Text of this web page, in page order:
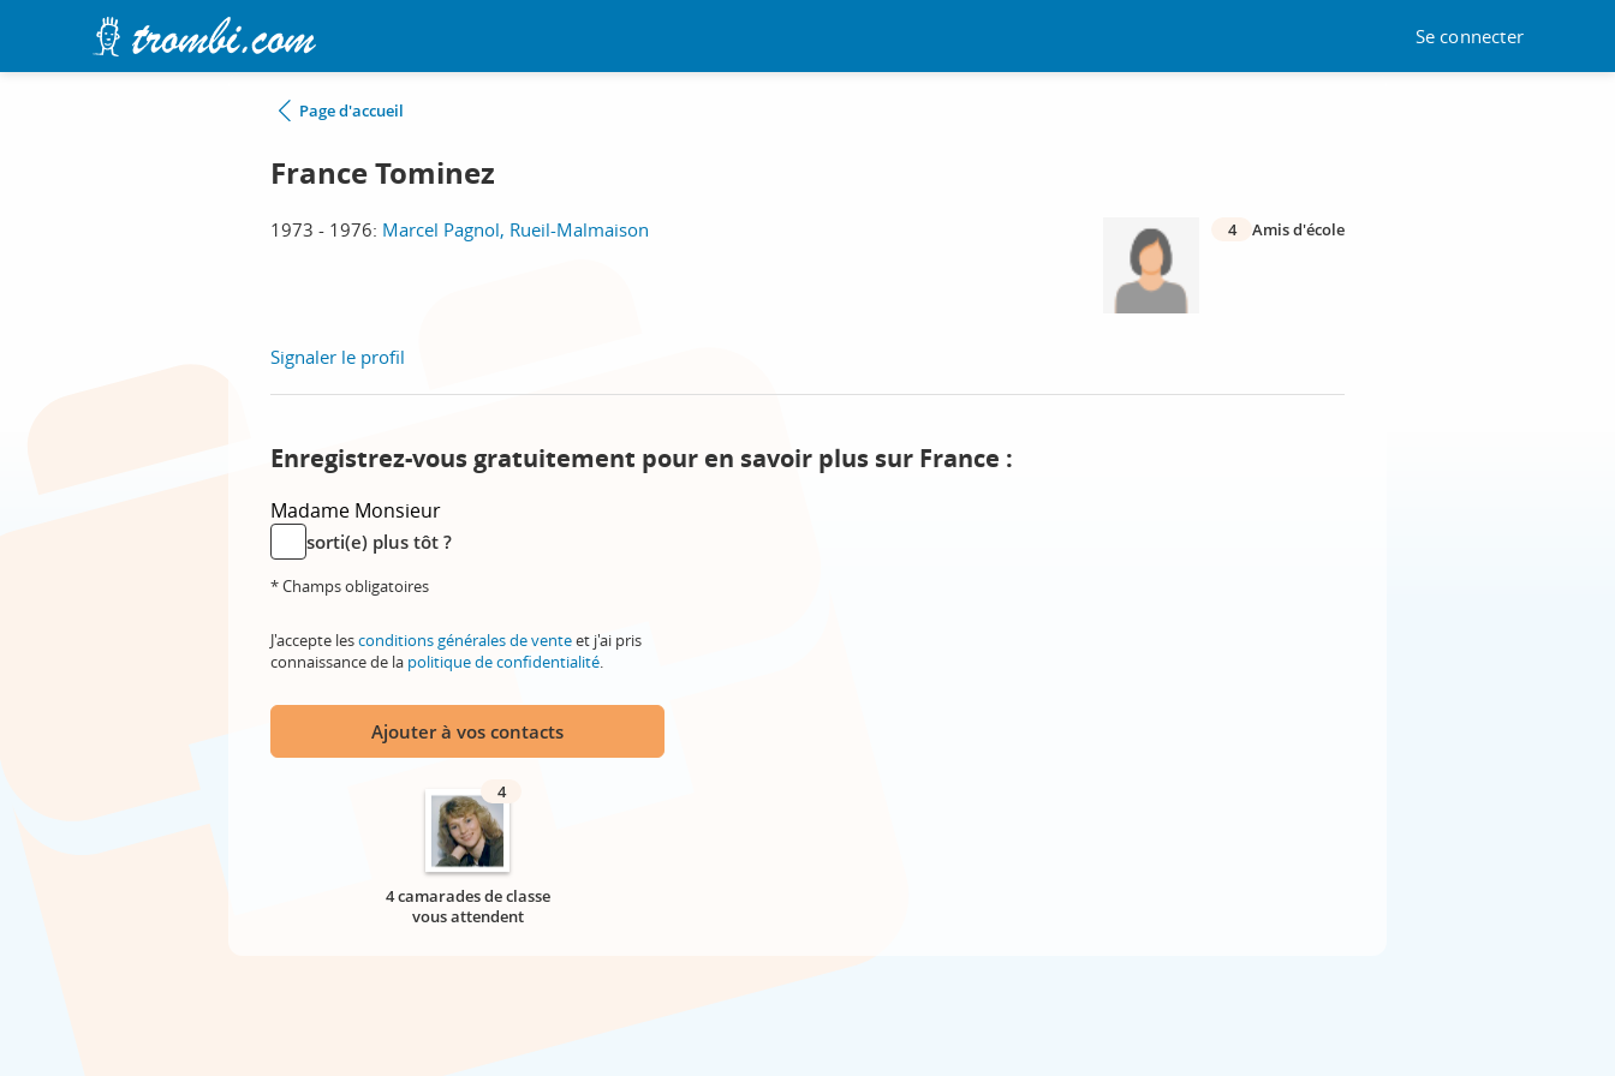
Se connecter
Page d'accueil
France Tominez
1973 - 1976: Marcel Pagnol, Rueil-Malmaison 4 Amis d'école
Signaler le profil
Enregistrez-vous gratuitement pour en savoir plus sur France :
Madame Monsieur
sorti(e) plus tôt ?
* Champs obligatoires
J'accepte lesconditions générales de venteet j'ai pris
connaissance de la politique de confidentialité.
Ajouter à vos contacts
4
4 camarades de classe
vous attendent